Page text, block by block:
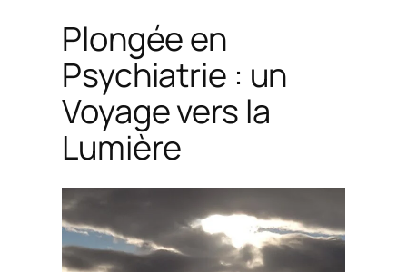
Plongée en
Psychiatrie : un
Voyage vers la
Lumière